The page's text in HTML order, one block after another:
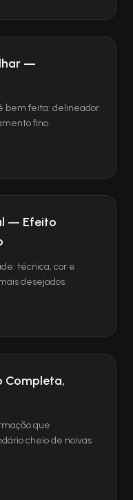
—
bem feita: delineador
fino.
— Efeito
técnica, cor e
desejados.
Completa,
que
cheio de noivas